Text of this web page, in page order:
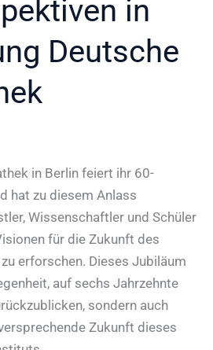
in
Deutsche
in Berlin feiert ihr 60-
hat zu diesem Anlass
Wissenschaftler und Schüler
für die Zukunft des
erforschen. Dieses Jubiläum
auf sechs Jahrzehnte
sondern auch
Zukunft dieses